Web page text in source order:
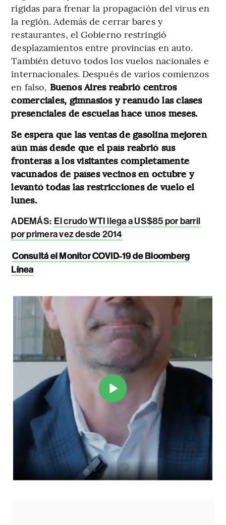
rígidas para frenar la propagación del virus en
la región. Además de cerrar bares y
restaurantes, el Gobierno restringió
desplazamientos entre provincias en auto.
También detuvo todos los vuelos nacionales e
internacionales. Después de varios comienzos
en falso, Buenos Aires reabrió centros
comerciales, gimnasios y reanudó las clases
presenciales de escuelas hace unos meses.
Se espera que las ventas de gasolina mejoren
aún más desde que el país reabrió sus
fronteras a los visitantes completamente
vacunados de países vecinos en octubre y
levantó todas las restricciones de vuelo el
lunes.
ADEMÁS: El crudo WTI llega a US$85 por barril
por primera vez desde 2014
Consultá el Monitor COVID-19 de Bloomberg
Línea